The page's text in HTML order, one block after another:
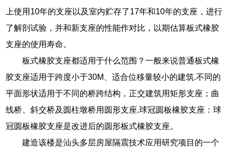
上使用10年的支座以及室内贮存了17年和10年的支座，进行
了解剖试验，并和新支座的性能作对比，以期估算板式橡胶
支座的使用寿命。
板式橡胶支座都适用于什么范围？一般来说普通板式橡
胶支座适用于跨度小于30M、适合位移量较小的建筑.不同的
平面形状适用于不同的桥跨结构，正交建筑用矩形支座；曲
线桥、斜交桥及圆柱墩桥用圆形支座.球冠圆板橡胶支座：球
冠圆板橡胶支座是改进后的圆形板式橡胶支座。
建造该楼是汕头多层房屋隔震技术应用研究项目的一个